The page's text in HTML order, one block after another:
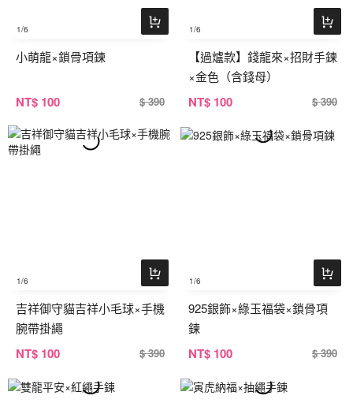
1/6
小萌龍×鎖骨項鍊
NT$ 100 $ 390
1/6
【過爐款】錢龍來×招財手鍊
×金色（含錢母）
NT$ 100 $ 390
1/6
吉祥御守貓吉祥小毛球×手機
腕帶掛繩
NT$ 100 $ 390
1/6
925銀飾×綠玉福袋×鎖骨項
鍊
NT$ 100 $ 390